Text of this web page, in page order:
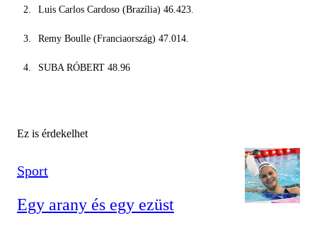
Luis Carlos Cardoso (Brazília) 46.423.
Remy Boulle (Franciaország) 47.014.
SUBA RÓBERT 48.96
Ez is érdekelhet
Sport
Egy arany és egy ezüst